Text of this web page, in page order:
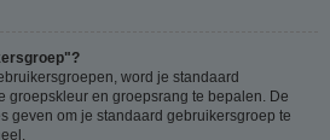
word je standaard
groepskleur en groepsrang te bepalen. De
geven om je standaard gebruikersgroep te